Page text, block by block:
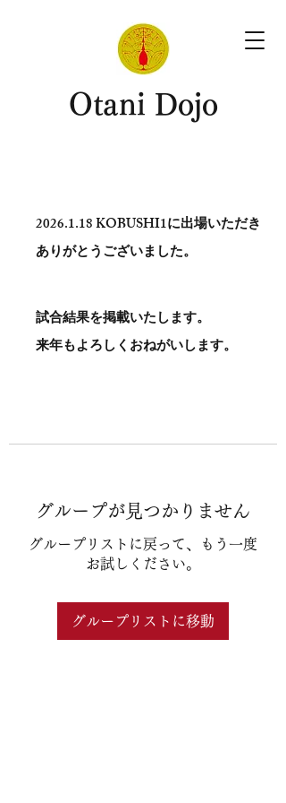
​Otani Dojo
2026.1.18KOBUSHI1に出場いただき
ありがとう​ございました。
試合結果を掲載いたします。
​来年もよろしくおねがいします。
グループが見つかりません
グループリストに戻って、もう一度
お試しください。
グループリストに移動